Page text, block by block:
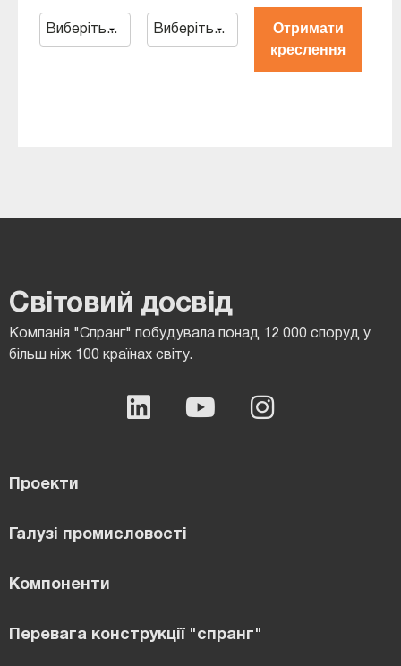
Отримати
креслення
Світовий досвід
Компанія "Спранг" побудувала понад 12 000 споруд у
більш ніж 100 країнах світу.
Проекти
Галузі промисловості
Компоненти
Перевага конструкції "спранг"